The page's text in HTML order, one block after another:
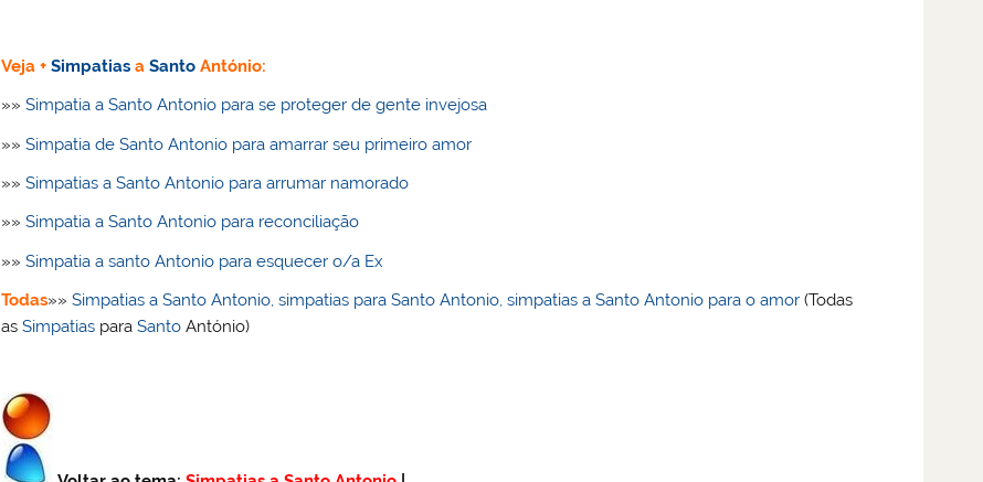
Veja +Simpatias aSanto António:
»»Simpatia a Santo Antonio para se proteger de gente invejosa
»»Simpatia de Santo Antonio para amarrar seu primeiro amor
»»Simpatias a Santo Antonio para arrumar namorado
»»Simpatia a Santo Antonio para reconciliação
»»Simpatia a santo Antonio para esquecer o/a Ex
Todas»»Simpatias a Santo Antonio, simpatias para Santo Antonio, simpatias a Santo Antonio para o amor (Todas
asSimpatias paraSanto António)